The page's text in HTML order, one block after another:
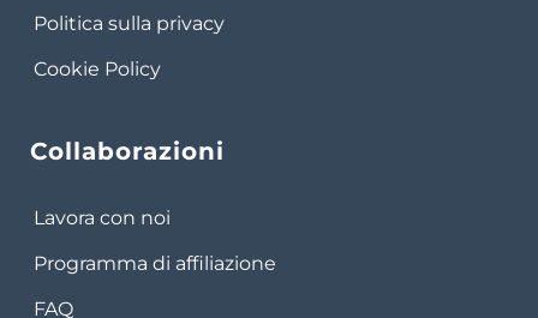
Politica sulla privacy
Cookie Policy
Collaborazioni
Lavora con noi
Programma di affiliazione
FAQ